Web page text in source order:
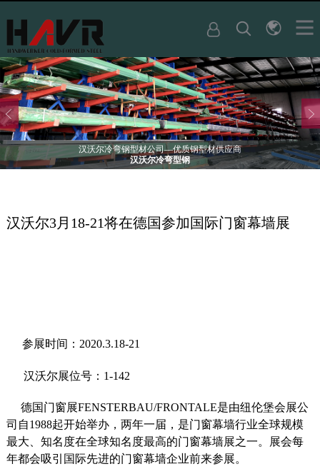
汉沃尔冷弯钢型材公司—优质钢型材供应商
汉沃尔冷弯型钢
汉沃尔3月18-21将在德国参加国际门窗幕墙展
参展时间：2020.3.18-21
汉沃尔展位号：1-142
德国门窗展FENSTERBAU/FRONTALE是由纽伦堡会展公
司自1988起开始举办，两年一届，是门窗幕墙行业全球规模
最大、知名度在全球知名度最高的门窗幕墙展之一。展会每
年都会吸引国际先进的门窗幕墙企业前来参展。